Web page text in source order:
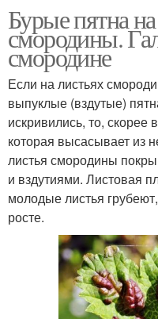
Бурые пятна
смородины.
смородине
Если на листьях
выпуклые (вздутые)
искривились, то, скорее
которая высасывает из
листья смородины
и вздутиями. Листовая
молодые листья
росте.